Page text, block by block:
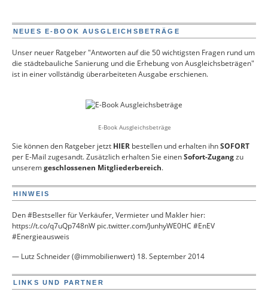
NEUES E-BOOK AUSGLEICHSBETRÄGE
Unser neuer Ratgeber "Antworten auf die 50 wichtigsten Fragen rund um
die städtebauliche Sanierung und die Erhebung von Ausgleichsbeträgen"
ist in einer vollständig überarbeiteten Ausgabe erschienen.
E-Book Ausgleichsbeträge
Sie können den Ratgeber jetzt HIER bestellen und erhalten ihnSOFORT
per E-Mail zugesandt. Zusätzlich erhalten Sie einenSofort-Zugangzu
unseremgeschlossenen Mitgliederbereich.
HINWEIS
Den#Bestsellerfür Verkäufer, Vermieter und Makler hier:
https://t.co/q7uQp748nW pic.twitter.com/JunhyWE0HC #EnEV
#Energieausweis
— Lutz Schneider (@immobilienwert) 18. September 2014
LINKS UND PARTNER